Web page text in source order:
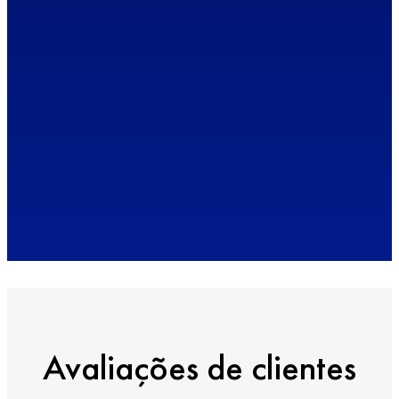
Avaliações de clientes